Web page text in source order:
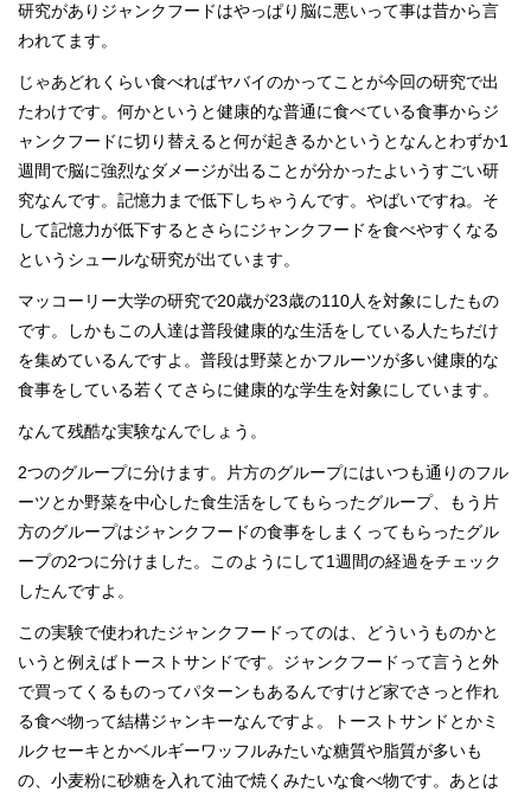
研究がありジャンクフードはやっぱり脳に悪いって事は昔から言
われてます。
じゃあどれくらい食べればヤバイのかってことが今回の研究で出
たわけです。何かというと健康的な普通に食べている食事からジ
ャンクフードに切り替えると何が起きるかというとなんとわずか1
週間で脳に強烈なダメージが出ることが分かったよいうすごい研
究なんです。記憶力まで低下しちゃうんです。やばいですね。そ
して記憶力が低下するとさらにジャンクフードを食べやすくなる
というシュールな研究が出ています。
マッコーリー大学の研究で20歳が23歳の110人を対象にしたもの
です。しかもこの人達は普段健康的な生活をしている人たちだけ
を集めているんですよ。普段は野菜とかフルーツが多い健康的な
食事をしている若くてさらに健康的な学生を対象にしています。
なんて残酷な実験なんでしょう。
2つのグループに分けます。片方のグループにはいつも通りのフル
ーツとか野菜を中心した食生活をしてもらったグループ、もう片
方のグループはジャンクフードの食事をしまくってもらったグル
ープの2つに分けました。このようにして1週間の経過をチェック
したんですよ。
この実験で使われたジャンクフードってのは、どういうものかと
いうと例えばトーストサンドです。ジャンクフードって言うと外
で買ってくるものってパターンもあるんですけど家でさっと作れ
る食べ物って結構ジャンキーなんですよ。トーストサンドとかミ
ルクセーキとかベルギーワッフルみたいな糖質や脂質が多いも
の、小麦粉に砂糖を入れて油で焼くみたいな食べ物です。あとは